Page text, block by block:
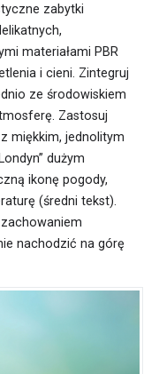
zabytki
materiałami PBR
i cieni. Zintegruj
ze środowiskiem
Zastosuj
miękkim, jednolitym
dużym
ikonę pogody,
(średni tekst).
nachodzić na górę